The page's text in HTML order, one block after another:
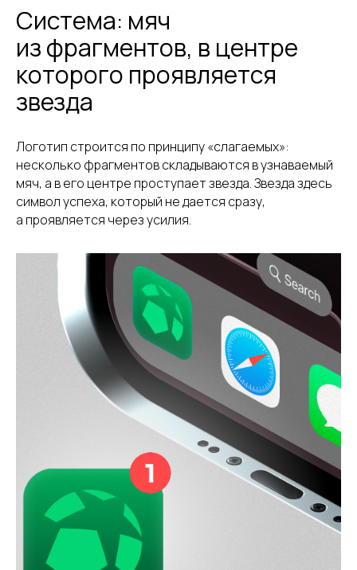
Система: мяч
из фрагментов, в центре
которого проявляется
звезда
Логотип строится по принципу «слагаемых»:
несколько фрагментов складываются в узнаваемый
мяч, а в его центре проступает звезда. Звезда здесь
символ успеха, который не дается сразу,
а проявляется через усилия.